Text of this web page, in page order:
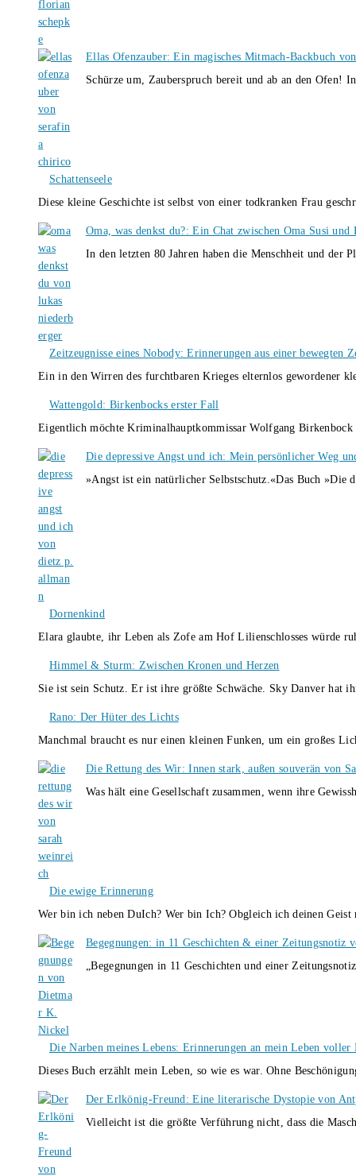
Ellas Ofenzauber: Ein magisches Mitmach-Backbuch
Schürze um, Zauberspruch bereit und ab an den Ofen!
Schattenseele
Diese kleine Geschichte ist selbst von einer todkranken Frau
Oma, was denkst du?: Ein Chat zwischen Oma Susi
In den letzten 80 Jahren haben die Menschheit und
Zeitzeugnisse eines Nobody: Erinnerungen aus einer bewegten
Ein in den Wirren des furchtbaren Krieges elternlos gewordener
Wattengold: Birkenbocks erster Fall
Eigentlich möchte Kriminalhauptkommissar Wolfgang
Die depressive Angst und ich: Mein persönlicher Weg
»Angst ist ein natürlicher Selbstschutz.«Das Buch
Dornenkind
Elara glaubte, ihr Leben als Zofe am Hof Lilienschlosses würde
Himmel & Sturm: Zwischen Kronen und Herzen
Sie ist sein Schutz. Er ist ihre größte Schwäche. Sky Danver
Rano: Der Hüter des Lichts
Manchmal braucht es nur einen kleinen Funken, um ein großes
Die Rettung des Wir: Innen stark, außen souverän von
Was hält eine Gesellschaft zusammen, wenn ihre
Die ewige Erinnerung
Wer bin ich neben DuIch? Wer bin Ich? Obgleich ich deinen
Begegnungen: in 11 Geschichten & einer Zeitungsnotiz
„Begegnungen in 11 Geschichten und einer
Die Narben meines Lebens: Erinnerungen an mein Leben
Dieses Buch erzählt mein Leben, so wie es war. Ohne
Der Erlkönig-Freund: Eine literarische Dystopie von
Vielleicht ist die größte Verführung nicht, dass die